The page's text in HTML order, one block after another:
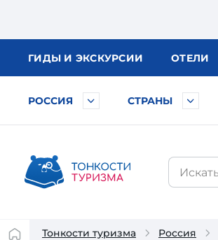
ГИДЫ И ЭКСКУРСИИ ОТЕЛИ
РОССИЯ СТРАНЫ
Тонкости туризма Россия